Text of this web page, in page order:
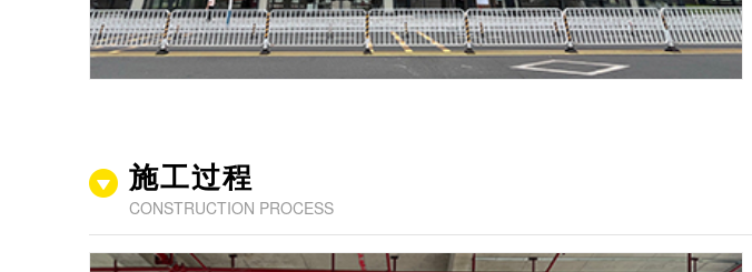
施工过程
CONSTRUCTION PROCESS